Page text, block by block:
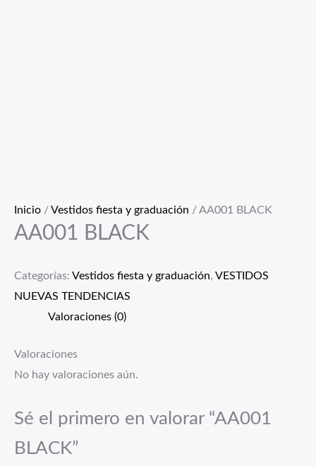
Inicio /Vestidos fiesta y graduación / AA001 BLACK
AA001 BLACK
Categorías: Vestidos fiesta y graduación, VESTIDOS
NUEVAS TENDENCIAS
Valoraciones (0)
Valoraciones
No hay valoraciones aún.
Sé el primero en valorar “AA001
BLACK”